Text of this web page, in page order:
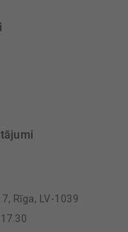
Rīga, LV-1039